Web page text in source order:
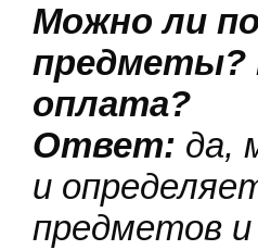
Можно ли
предметы?
оплата?​
Ответ: да,
и
предметов и